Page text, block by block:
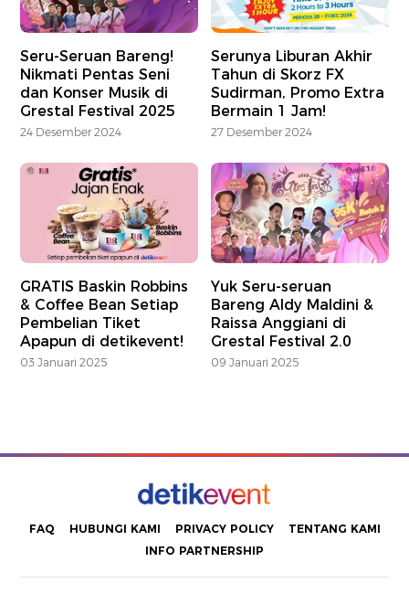
Seru-Seruan Bareng!
Nikmati Pentas Seni
dan Konser Musik di
Grestal Festival 2025
24 Desember 2024
Serunya Liburan Akhir
Tahun di Skorz FX
Sudirman, Promo Extra
Bermain 1 Jam!
27 Desember 2024
GRATIS Baskin Robbins
& Coffee Bean Setiap
Pembelian Tiket
Apapun di detikevent!
03 Januari 2025
Yuk Seru-seruan
Bareng Aldy Maldini &
Raissa Anggiani di
Grestal Festival 2.0
09 Januari 2025
FAQ HUBUNGI KAMI PRIVACY POLICY
TENTANG KAMI
INFO PARTNERSHIP